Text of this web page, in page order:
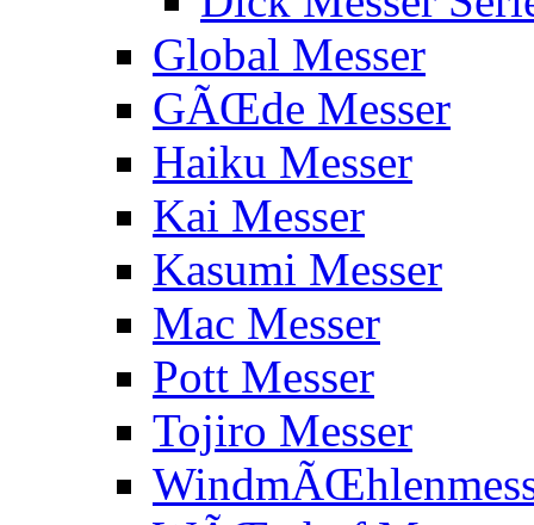
Global Messer
GÃŒde Messer
Haiku Messer
Kai Messer
Kasumi Messer
Mac Messer
Pott Messer
Tojiro Messer